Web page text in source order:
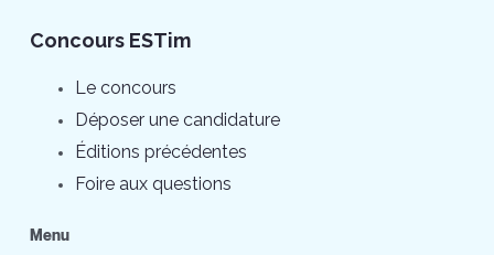
Concours ESTim
Le concours
Déposer une candidature
Éditions précédentes
Foire aux questions
Menu